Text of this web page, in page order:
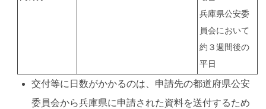
兵庫県公安委
員会において
約３週間後の
平日
交付等に日数がかかるのは、申請先の都道府県公安
委員会から兵庫県に申請された資料を送付するため